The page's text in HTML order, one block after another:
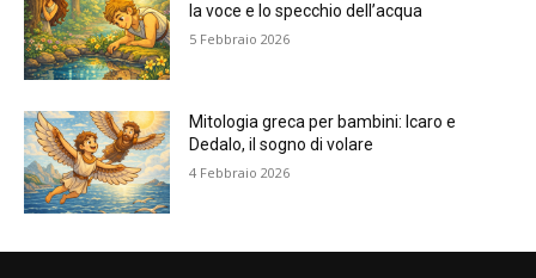
la voce e lo specchio dell’acqua
5 Febbraio 2026
Mitologia greca per bambini: Icaro e
Dedalo, il sogno di volare
4 Febbraio 2026